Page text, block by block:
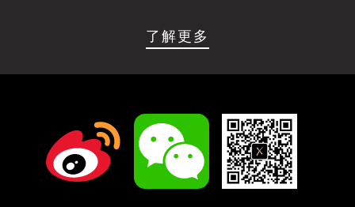
了解更多